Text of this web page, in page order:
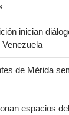
inician
de Mérida
espacios